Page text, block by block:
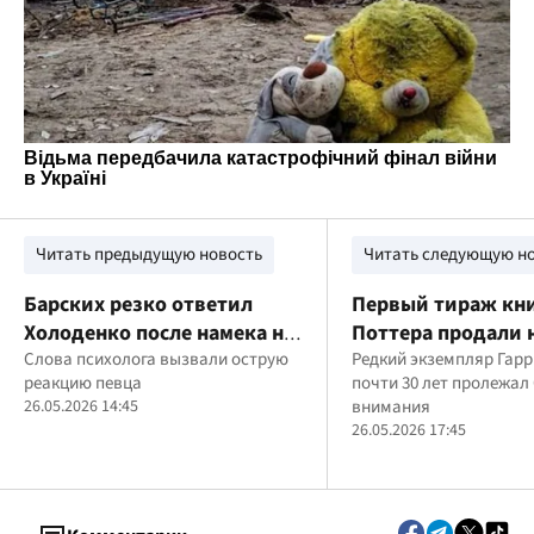
Читать предыдущую новость
Барских резко ответил
Холоденко после намека на
роман с Бадоевым
Слова психолога вызвали острую
реакцию певца
26.05.2026 14:45
Читать следующую
Первый тираж
Поттера продали
аукционе за
сумму
Редкий экземпляр
почти 30 лет пролежал
внимания
26.05.2026 17:45